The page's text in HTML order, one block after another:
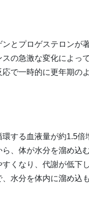
とプロゲステロンが
の急激な変化によっ
で一時的に更年期の
する血液量が約1.5
、体が水分を溜め込
くなり、代謝が低下
水分を体内に溜め込